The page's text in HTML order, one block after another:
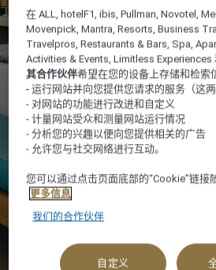
在 ALL, hotelF1, ibis, Pullman, Novotel,
Movenpick, Mantra, Resorts, Business
Travelpros, Restaurants & Bars, Spa,
Activities & Events, Limitless Experiences
其合作伙伴希望在您的设备上存储和检索
- 运行网站并向您提供您请求的服务（这
- 对网站的功能进行改进和自定义
- 计量网站受众和测量网站运行情况
- 分析您的兴趣以便向您提供相关的广告
- 允许您与社交网络进行互动。
您可以通过点击页面底部的“Cookie”链接
更多信息
我们的合作伙伴
自定义